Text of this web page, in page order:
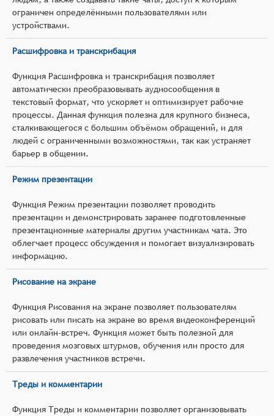
ограничен определёнными пользователями или
устройствами.
Расшифровка и транскрибация
Функция Расшифровка и транскрибация позволяет
автоматически преобразовывать аудиосообщения в
текстовый формат, что ускоряет и оптимизирует рабочие
процессы. Данная функция полезна для крупного бизнеса,
сталкивающегося с большим объёмом обращений, и для
людей с ограниченными возможностями, так как устраняет
барьер в общении.
Режим презентации
Функция Режим презентации позволяет проводить
презентации и демонстрировать заранее подготовленные
презентационные материалы другим участникам чата. Это
облегчает процесс обсуждения и помогает визуализировать
информацию.
Рисование на экране
Функция Рисования на экране позволяет пользователям
рисовать или писать на экране во время видеоконференций
или онлайн-встреч. Функция может быть полезной для
проведения мозговых штурмов, обучения или просто для
развлечения участников встречи.
Треды и комментарии
Функция Треды и комментарии позволяет организовывать